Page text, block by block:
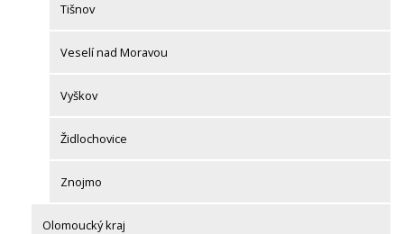
Tišnov
Veselí nad Moravou
Vyškov
Židlochovice
Znojmo
Olomoucký kraj